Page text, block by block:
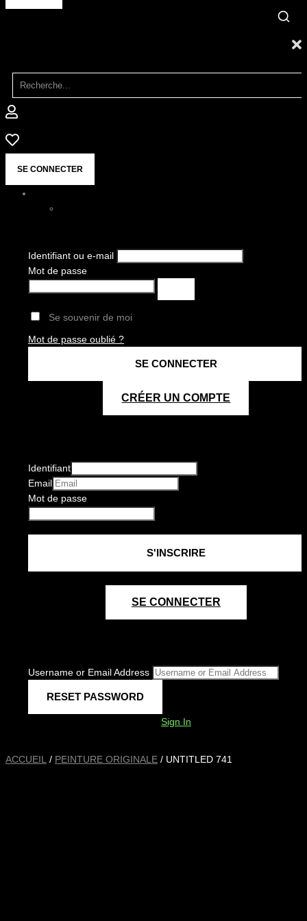
SE CONNECTER
Identifiant ou e-mail
Mot de passe
Se souvenir de moi
Mot de passe oublié ?
CRÉER UN COMPTE
Identifiant
Email
Mot de passe
SE CONNECTER
Username or Email Address
Sign In
ACCUEIL / PEINTURE ORIGINALE / UNTITLED 741